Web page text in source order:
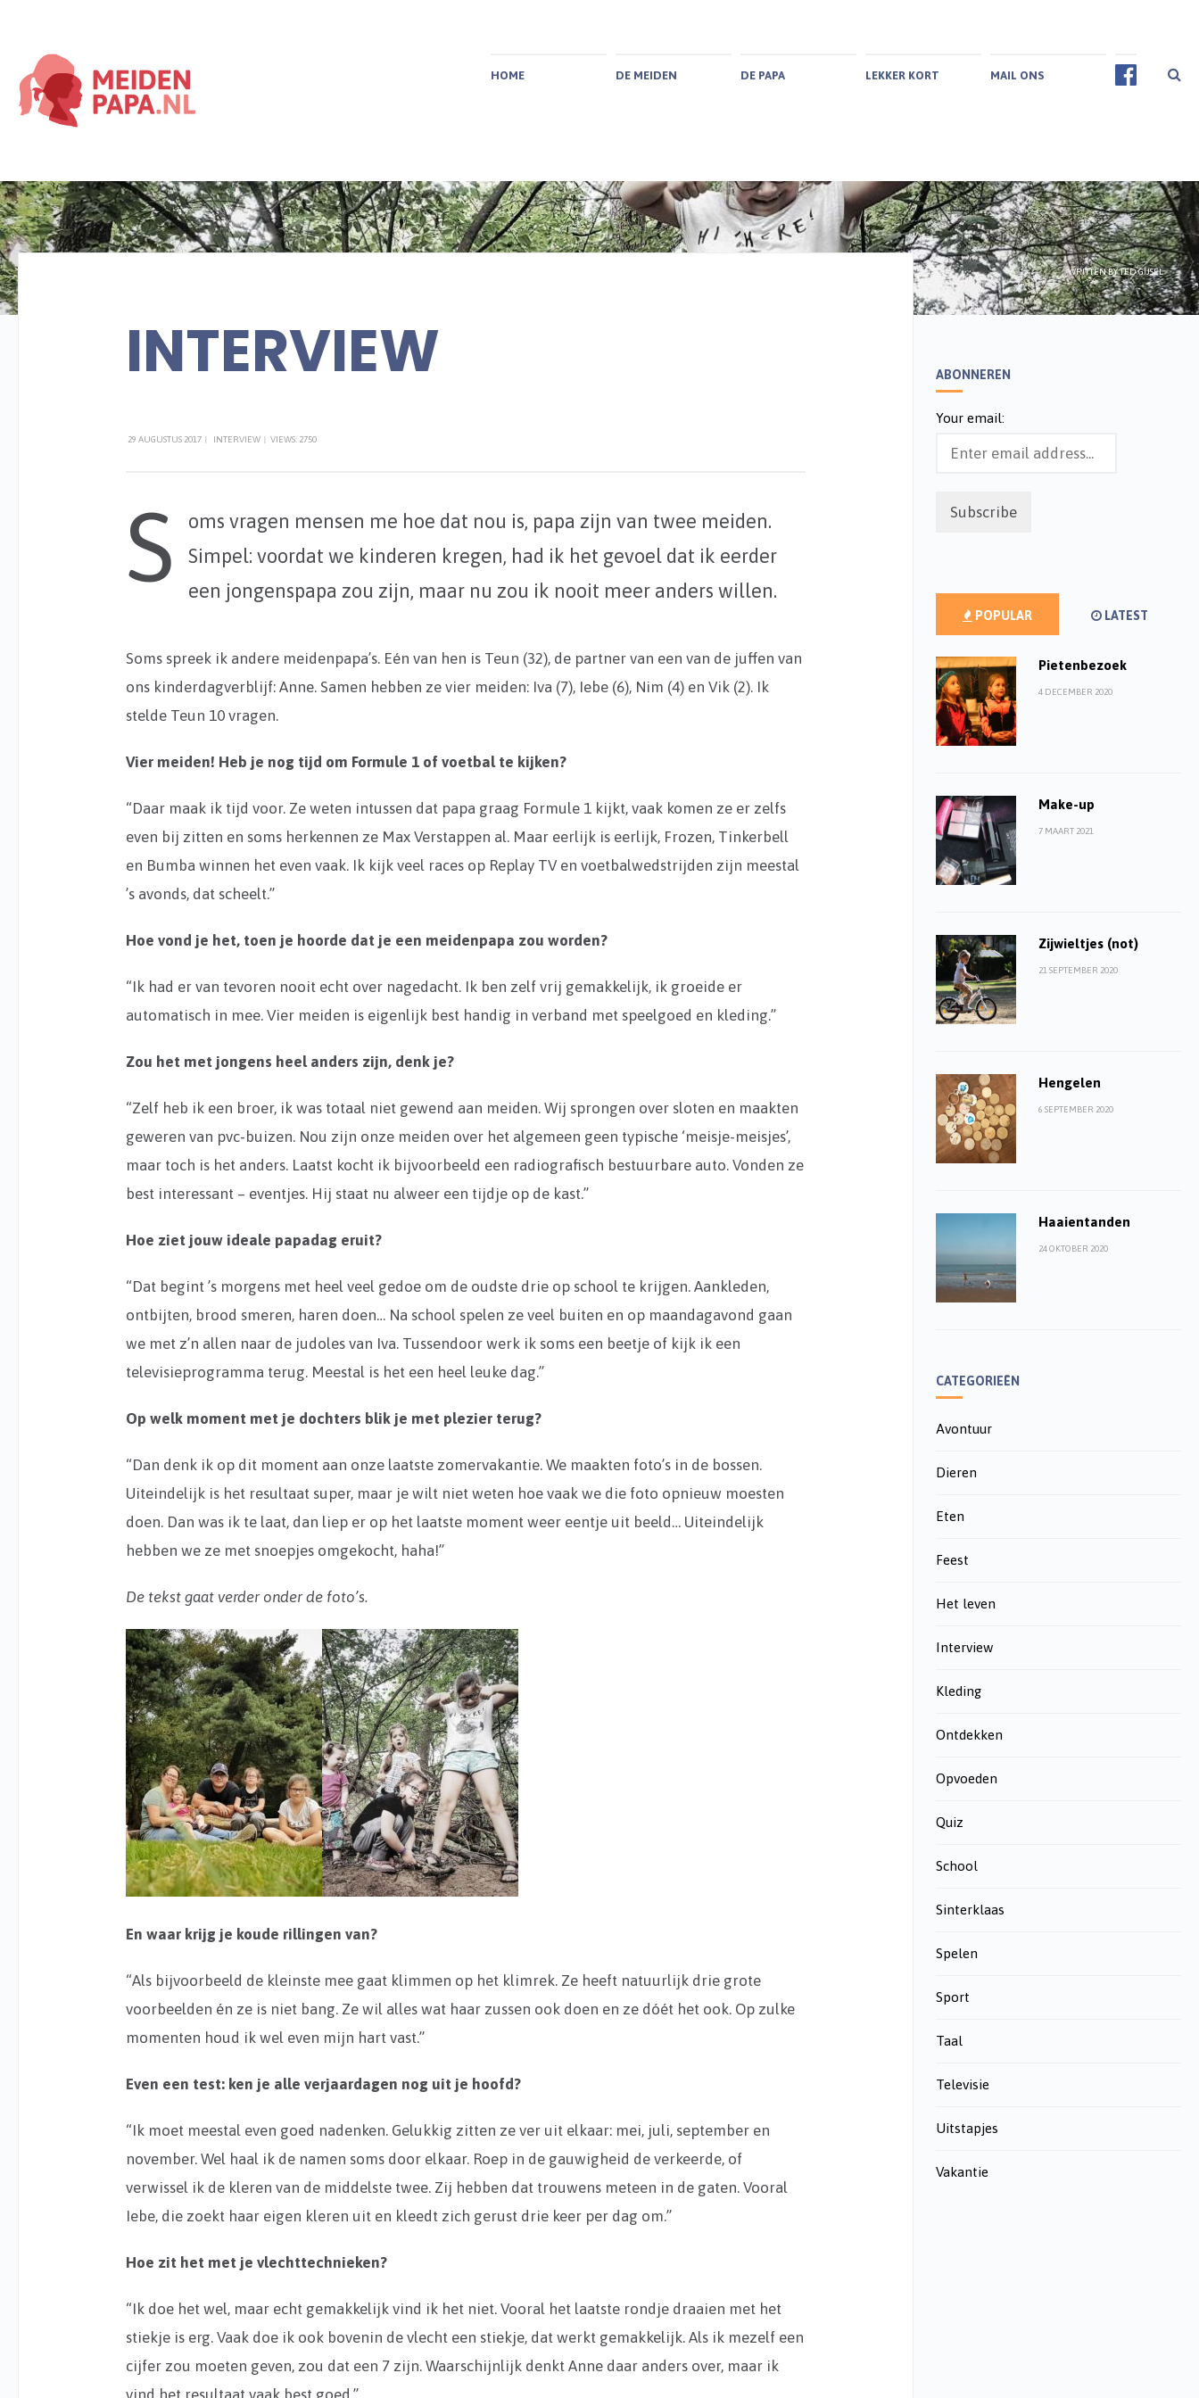
HOME DE MEIDEN DE PAPA LEKKER KORT MAIL ONS
WRITTEN BYTED GIJSEL
INTERVIEW
29 AUGUSTUS 2017 | INTERVIEW | VIEWS: 2750
S
oms vragen mensen me hoe dat nou is, papa zijn van twee meiden.
Simpel: voordat we kinderen kregen, had ik het gevoel dat ik eerder
een jongenspapa zou zijn, maar nu zou ik nooit meer anders willen.
Soms spreek ik andere meidenpapa’s. Eén van hen is Teun (32), de partner van een van de juffen van
ons kinderdagverblijf: Anne. Samen hebben ze vier meiden: Iva (7), Iebe (6), Nim (4) en Vik (2). Ik
stelde Teun 10 vragen.
Vier meiden! Heb je nog tijd om Formule 1 of voetbal te kijken?
“Daar maak ik tijd voor. Ze weten intussen dat papa graag Formule 1 kijkt, vaak komen ze er zelfs
even bij zitten en soms herkennen ze Max Verstappen al. Maar eerlijk is eerlijk, Frozen, Tinkerbell
en Bumba winnen het even vaak. Ik kijk veel races op Replay TV en voetbalwedstrijden zijn meestal
’s avonds, dat scheelt.”
Hoe vond je het, toen je hoorde dat je een meidenpapa zou worden?
“Ik had er van tevoren nooit echt over nagedacht. Ik ben zelf vrij gemakkelijk, ik groeide er
automatisch in mee. Vier meiden is eigenlijk best handig in verband met speelgoed en kleding.”
Zou het met jongens heel anders zijn, denk je?
“Zelf heb ik een broer, ik was totaal niet gewend aan meiden. Wij sprongen over sloten en maakten
geweren van pvc-buizen. Nou zijn onze meiden over het algemeen geen typische ‘meisje-meisjes’,
maar toch is het anders. Laatst kocht ik bijvoorbeeld een radiografisch bestuurbare auto. Vonden ze
best interessant – eventjes. Hij staat nu alweer een tijdje op de kast.”
Hoe ziet jouw ideale papadag eruit?
“Dat begint ’s morgens met heel veel gedoe om de oudste drie op school te krijgen. Aankleden,
ontbijten, brood smeren, haren doen… Na school spelen ze veel buiten en op maandagavond gaan
we met z’n allen naar de judoles van Iva. Tussendoor werk ik soms een beetje of kijk ik een
televisieprogramma terug. Meestal is het een heel leuke dag.”
Op welk moment met je dochters blik je met plezier terug?
“Dan denk ik op dit moment aan onze laatste zomervakantie. We maakten foto’s in de bossen.
Uiteindelijk is het resultaat super, maar je wilt niet weten hoe vaak we die foto opnieuw moesten
doen. Dan was ik te laat, dan liep er op het laatste moment weer eentje uit beeld… Uiteindelijk
hebben we ze met snoepjes omgekocht, haha!”
De tekst gaat verder onder de foto’s.
En waar krijg je koude rillingen van?
“Als bijvoorbeeld de kleinste mee gaat klimmen op het klimrek. Ze heeft natuurlijk drie grote
voorbeelden én ze is niet bang. Ze wil alles wat haar zussen ook doen en ze dóét het ook. Op zulke
momenten houd ik wel even mijn hart vast.”
Even een test: ken je alle verjaardagen nog uit je hoofd?
“Ik moet meestal even goed nadenken. Gelukkig zitten ze ver uit elkaar: mei, juli, september en
november. Wel haal ik de namen soms door elkaar. Roep in de gauwigheid de verkeerde, of
verwissel ik de kleren van de middelste twee. Zij hebben dat trouwens meteen in de gaten. Vooral
Iebe, die zoekt haar eigen kleren uit en kleedt zich gerust drie keer per dag om.”
Hoe zit het met je vlechttechnieken?
“Ik doe het wel, maar echt gemakkelijk vind ik het niet. Vooral het laatste rondje draaien met het
stiekje is erg. Vaak doe ik ook bovenin de vlecht een stiekje, dat werkt gemakkelijk. Als ik mezelf een
cijfer zou moeten geven, zou dat een 7 zijn. Waarschijnlijk denkt Anne daar anders over, maar ik
vind het resultaat vaak best goed.”
ABONNEREN
Your email:
POPULAR LATEST
Pietenbezoek
4 DECEMBER 2020
Make-up
7 MAART 2021
Zijwieltjes (not)
21 SEPTEMBER 2020
Hengelen
6 SEPTEMBER 2020
Haaientanden
24 OKTOBER 2020
CATEGORIEËN
Avontuur
Dieren
Eten
Feest
Het leven
Interview
Kleding
Ontdekken
Opvoeden
Quiz
School
Sinterklaas
Spelen
Sport
Taal
Televisie
Uitstapjes
Vakantie